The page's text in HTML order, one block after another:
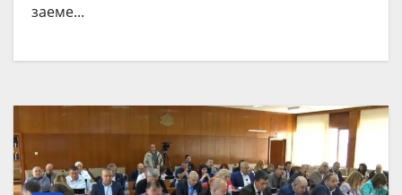
заеме...